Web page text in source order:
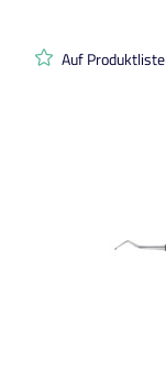
Auf Produktliste